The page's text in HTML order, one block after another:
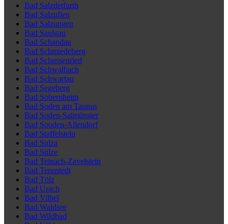
Bad Salzdetfurth
Bad Salzuflen
Bad Salzungen
Bad Saulgau
Bad Schandau
Bad Schmiedeberg
Bad Schussenried
Bad Schwalbach
Bad Schwartau
Bad Segeberg
Bad Sobernheim
Bad Soden am Taunus
Bad Soden-Salmünster
Bad Sooden-Allendorf
Bad Staffelstein
Bad Sulza
Bad Sülze
Bad Teinach-Zavelstein
Bad Tennstedt
Bad Tölz
Bad Urach
Bad Vilbel
Bad Waldsee
Bad Wildbad